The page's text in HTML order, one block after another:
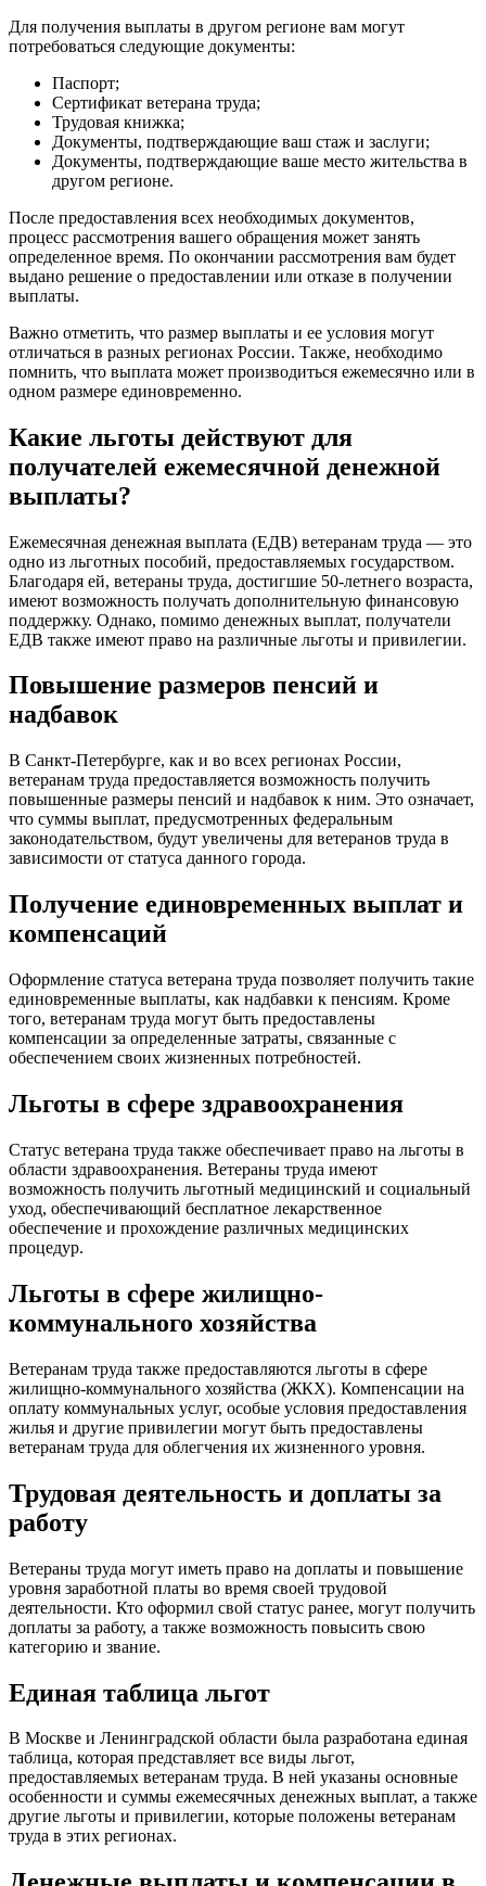
Для получения выплаты в другом регионе вам могут
потребоваться следующие документы:
Паспорт;
Сертификат ветерана труда;
Трудовая книжка;
Документы, подтверждающие ваш стаж и заслуги;
Документы, подтверждающие ваше место жительства в
другом регионе.
После предоставления всех необходимых документов,
процесс рассмотрения вашего обращения может занять
определенное время. По окончании рассмотрения вам будет
выдано решение о предоставлении или отказе в получении
выплаты.
Важно отметить, что размер выплаты и ее условия могут
отличаться в разных регионах России. Также, необходимо
помнить, что выплата может производиться ежемесячно или в
одном размере единовременно.
Какие льготы действуют для
получателей ежемесячной денежной
выплаты?
Ежемесячная денежная выплата (ЕДВ) ветеранам труда — это
одно из льготных пособий, предоставляемых государством.
Благодаря ей, ветераны труда, достигшие 50-летнего возраста,
имеют возможность получать дополнительную финансовую
поддержку. Однако, помимо денежных выплат, получатели
ЕДВ также имеют право на различные льготы и привилегии.
Повышение размеров пенсий и
надбавок
В Санкт-Петербурге, как и во всех регионах России,
ветеранам труда предоставляется возможность получить
повышенные размеры пенсий и надбавок к ним. Это означает,
что суммы выплат, предусмотренных федеральным
законодательством, будут увеличены для ветеранов труда в
зависимости от статуса данного города.
Получение единовременных выплат и
компенсаций
Оформление статуса ветерана труда позволяет получить такие
единовременные выплаты, как надбавки к пенсиям. Кроме
того, ветеранам труда могут быть предоставлены
компенсации за определенные затраты, связанные с
обеспечением своих жизненных потребностей.
Льготы в сфере здравоохранения
Статус ветерана труда также обеспечивает право на льготы в
области здравоохранения. Ветераны труда имеют
возможность получить льготный медицинский и социальный
уход, обеспечивающий бесплатное лекарственное
обеспечение и прохождение различных медицинских
процедур.
Льготы в сфере жилищно-
коммунального хозяйства
Ветеранам труда также предоставляются льготы в сфере
жилищно-коммунального хозяйства (ЖКХ). Компенсации на
оплату коммунальных услуг, особые условия предоставления
жилья и другие привилегии могут быть предоставлены
ветеранам труда для облегчения их жизненного уровня.
Трудовая деятельность и доплаты за
работу
Ветераны труда могут иметь право на доплаты и повышение
уровня заработной платы во время своей трудовой
деятельности. Кто оформил свой статус ранее, могут получить
доплаты за работу, а также возможность повысить свою
категорию и звание.
Единая таблица льгот
В Москве и Ленинградской области была разработана единая
таблица, которая представляет все виды льгот,
предоставляемых ветеранам труда. В ней указаны основные
особенности и суммы ежемесячных денежных выплат, а также
другие льготы и привилегии, которые положены ветеранам
труда в этих регионах.